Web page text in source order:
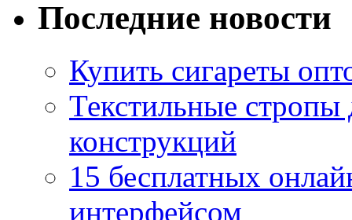
Последние новости
Купить сигареты
Текстильные
конструкций
15 бесплатных
интерфейсом